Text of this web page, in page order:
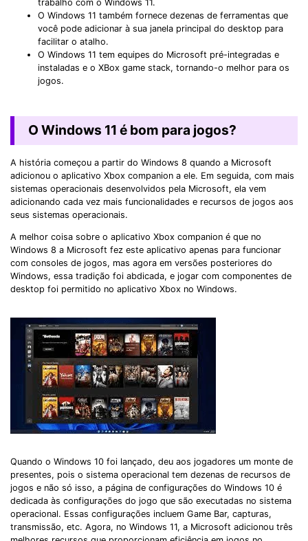
trabalho com o Windows 11.
O Windows 11 também fornece dezenas de ferramentas que
você pode adicionar à sua janela principal do desktop para
facilitar o atalho.
O Windows 11 tem equipes do Microsoft pré-integradas e
instaladas e o XBox game stack, tornando-o melhor para os
jogos.
O Windows 11 é bom para jogos?
A história começou a partir do Windows 8 quando a Microsoft
adicionou o aplicativo Xbox companion a ele. Em seguida, com mais
sistemas operacionais desenvolvidos pela Microsoft, ela vem
adicionando cada vez mais funcionalidades e recursos de jogos aos
seus sistemas operacionais.
A melhor coisa sobre o aplicativo Xbox companion é que no
Windows 8 a Microsoft fez este aplicativo apenas para funcionar
com consoles de jogos, mas agora em versões posteriores do
Windows, essa tradição foi abdicada, e jogar com componentes de
desktop foi permitido no aplicativo Xbox no Windows.
Quando o Windows 10 foi lançado, deu aos jogadores um monte de
presentes, pois o sistema operacional tem dezenas de recursos de
jogos e não só isso, a página de configurações do Windows 10 é
dedicada às configurações do jogo que são executadas no sistema
operacional. Essas configurações incluem Game Bar, capturas,
transmissão, etc. Agora, no Windows 11, a Microsoft adicionou três